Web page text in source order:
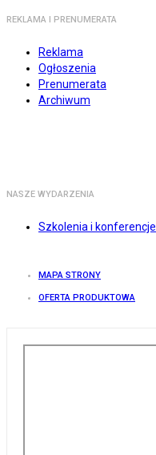
REKLAMA I PRENUMERATA
Reklama
Ogłoszenia
Prenumerata
Archiwum
NASZE WYDARZENIA
Szkolenia i konferencje
MAPA STRONY
OFERTA PRODUKTOWA